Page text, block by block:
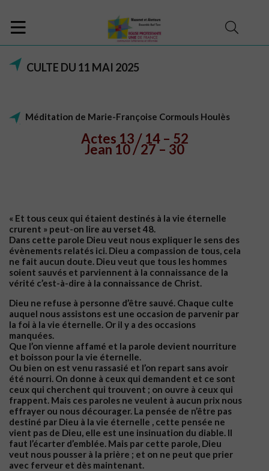
CULTE DU 11 MAI 2025
Méditation de Marie-Françoise Cormouls Houlès
Actes 13 / 14 – 52
Jean 10 / 27 – 30
« Et tous ceux qui étaient destinés à la vie éternelle
crurent » peut-on lire au verset 48.
Dans cette parole Dieu veut nous expliquer le sens des
évènements relatés ici. Dieu a compassion de tous, cela
ne fait aucun doute. Dieu veut que tous les hommes
soient sauvés et parviennent à la connaissance de la
vérité c’est-à-dire à la connaissance de Christ.
Dieu ne refuse à personne d’être sauvé. Chaque culte
auquel nous assistons est une occasion de parvenir par
la foi à la vie éternelle. Or il y a des occasions
manquées.
Que l’on vienne affamé et la parole devient nourriture
et boisson pour la vie éternelle.
Ou bien on est venu rassasié et l’on repart sans avoir
été nourri. On donne à ceux qui demandent et ce sont
ceux qui cherchent qui trouvent ; on ouvre à ceux qui
frappent. Mais ces paroles ne veulent à aucun prix nous
effrayer ou nous décourager. La pensée de n’être pas
destiné par Dieu à la vie éternelle , cette pensée ne
vient pas de Dieu, elle est une insinuation du diable. Il
faut l’écarter d’emblée. Mais par cette parole, Dieu
veut nous pousser à la prière ; et on ne peut que prier
avec ferveur et dès maintenant.